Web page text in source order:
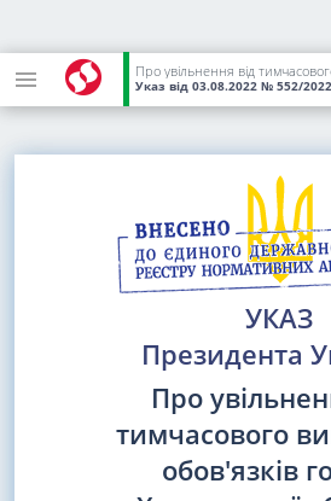
Указ від 03.08.2022 № 552/2022
УКАЗ
Президента
Про
тимчасового
обов'язків